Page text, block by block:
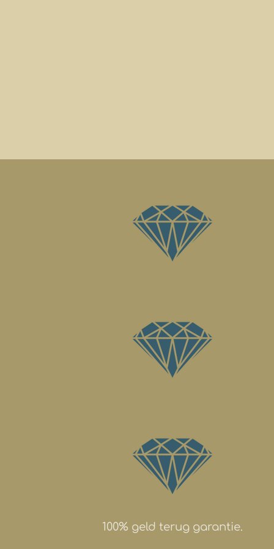
100% geld terug garantie.